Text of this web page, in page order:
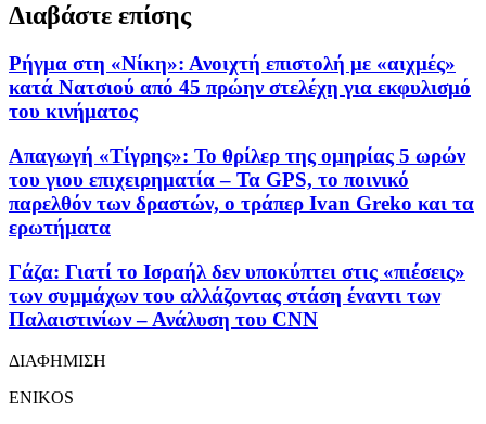
Διαβάστε επίσης
Ρήγμα στη «Νίκη»: Ανοιχτή επιστολή με «αιχμές»
κατά Νατσιού από 45 πρώην στελέχη για εκφυλισμό
του κινήματος
Απαγωγή «Τίγρης»: Το θρίλερ της ομηρίας 5 ωρών
του γιου επιχειρηματία – Τα GPS, το ποινικό
παρελθόν των δραστών, ο τράπερ Ivan Greko και τα
ερωτήματα
Γάζα: Γιατί το Ισραήλ δεν υποκύπτει στις «πιέσεις»
των συμμάχων του αλλάζοντας στάση έναντι των
Παλαιστινίων – Ανάλυση του CNN
ΔΙΑΦΗΜΙΣΗ
ENIKOS